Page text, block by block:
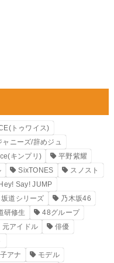
トゥワイス)
ャニーズ/辞めジュ
キンプリ)
平野紫耀
SixTONES
スノスト
Hey! Say! JUMP
坂道シリーズ
乃木坂46
研修生
48グループ
元アイドル
俳優
アナ モデル